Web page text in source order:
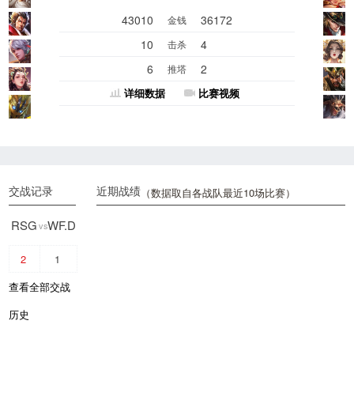
43010 金钱
36172
10
击杀
4
6
推塔 2
详细数据 比赛视频
近期战绩（数据取自各战队最近10场比赛）
交战记录
RSG vsWF.D
2
1
查看全部交战
历史